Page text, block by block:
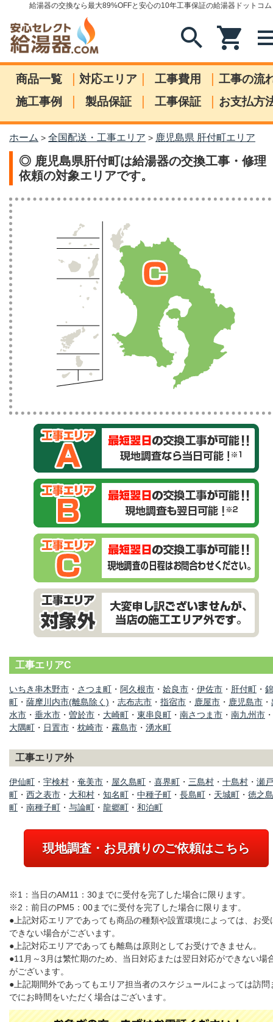
給湯器の交換なら最大89%OFFと安心の10年工事保証の給湯器ドットコム
search shopping_cart
商品一覧 | 対応エリア | 工事費用 | 工事の流
施工事例
| 製品保証 | 工事保証 | お支払方
ホーム > 全国配送・工事エリア > 鹿児島県 肝付町エリア
◎ 鹿児島県肝付町は給湯器の交換工事・修理
依頼の対象エリアです。
工事エリアC
いちき串木野市 ・ さつま町 ・ 阿久根市 ・ 姶良市 ・ 伊佐市 ・ 肝付町 ・
町 ・ 薩摩川内市(離島除く) ・ 志布志市 ・ 指宿市 ・ 鹿屋市 ・ 鹿児島市 ・
水市 ・ 垂水市 ・ 曽於市 ・ 大崎町 ・ 東串良町 ・ 南さつま市 ・ 南九州市 ・
大隅町 ・ 日置市 ・ 枕崎市 ・ 霧島市 ・ 湧水町
工事エリア外
伊仙町 ・ 宇検村 ・ 奄美市 ・ 屋久島町 ・ 喜界町 ・ 三島村 ・ 十島村 ・ 瀬
町 ・ 西之表市 ・ 大和村 ・ 知名町 ・ 中種子町 ・ 長島町 ・ 天城町 ・ 徳之島
町 ・ 南種子町 ・ 与論町 ・ 龍郷町 ・ 和泊町
現地調査・お見積りのご依頼はこちら
※1：当日のAM11：30までに受付を完了した場合に限ります。
※2：前日のPM5：00までに受付を完了した場合に限ります。
●上記対応エリアであっても商品の種類や設置環境によっては、お受
できない場合がございます。
●上記対応エリアであっても離島は原則としてお受けできません。
●11月～3月は繁忙期のため、当日対応または翌日対応ができない場
がございます。
●上記期間外であってもエリア担当者のスケジュールによっては訪問
でにお時間をいただく場合はございます。